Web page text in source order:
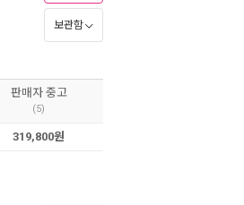
보관함
판매자 중고
(5)
319,800원